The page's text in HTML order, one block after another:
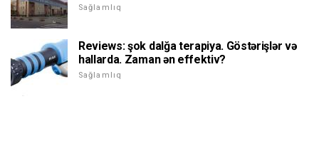
Sağlamlıq
Reviews: şok dalğa terapiya. Göstərişlər və
hallarda. Zaman ən effektiv?
Sağlamlıq